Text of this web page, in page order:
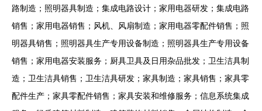
路制造；照明器具制造；集成电路设计；家用电器研发；集成电路
销售；家用电器销售；风机、风扇制造；家用电器零配件销售；照
明器具销售；照明器具生产专用设备制造；照明器具生产专用设备
销售；家用电器安装服务；厨具卫具及日用杂品批发；卫生洁具制
造；卫生洁具销售；卫生洁具研发；家具制造；家具销售；家具零
配件生产；家具零配件销售；家具安装和维修服务；信息系统集成